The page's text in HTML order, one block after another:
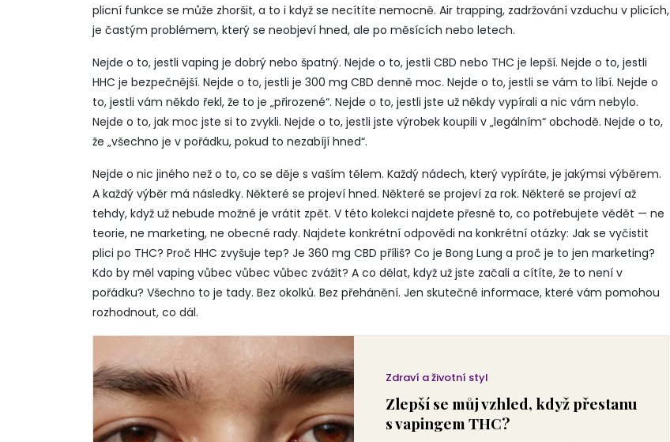
plicní funkce se může zhoršit, a to i když se necítíte nemocně. Air trapping, zadržování vzduchu v plicích,
je častým problémem, který se neobjeví hned, ale po měsících nebo letech.
Nejde o to, jestli vaping je dobrý nebo špatný. Nejde o to, jestli CBD nebo THC je lepší. Nejde o to, jestli
HHC je bezpečnější. Nejde o to, jestli je 300 mg CBD denně moc. Nejde o to, jestli se vám to líbí. Nejde o
to, jestli vám někdo řekl, že to je „přirozené“. Nejde o to, jestli jste už někdy vypírali a nic vám nebylo.
Nejde o to, jak moc jste si to zvykli. Nejde o to, jestli jste výrobek koupili v „legálním“ obchodě. Nejde o to,
že „všechno je v pořádku, pokud to nezabíjí hned“.
Nejde o nic jiného než o to, co se děje s vaším tělem. Každý nádech, který vypíráte, je jakýmsi výběrem.
A každý výběr má následky. Některé se projeví hned. Některé se projeví za rok. Některé se projeví až
tehdy, když už nebude možné je vrátit zpět. V této kolekci najdete přesně to, co potřebujete vědět — ne
teorie, ne marketing, ne obecné rady. Najdete konkrétní odpovědi na konkrétní otázky: Jak se vyčistit
plici po THC? Proč HHC zvyšuje tep? Je 360 mg CBD příliš? Co je Bong Lung a proč je to jen marketing?
Kdo by měl vaping vůbec vůbec vůbec zvážit? A co dělat, když už jste začali a cítíte, že to není v
pořádku? Všechno to je tady. Bez okolků. Bez přehánění. Jen skutečné informace, které vám pomohou
rozhodnout, co dál.
Zdraví a životní styl
Zlepší se můj vzhled, když přestanu
s vapingem THC?